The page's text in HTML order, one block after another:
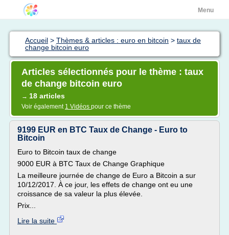
Menu
Accueil > Thèmes & articles : euro en bitcoin > taux de
change bitcoin euro
Articles sélectionnés pour le thème : taux
de change bitcoin euro
→ 18 articles
Voir également 1 Vidéos pour ce thème
9199 EUR en BTC Taux de Change - Euro to
Bitcoin
Euro to Bitcoin taux de change
9000 EUR à BTC Taux de Change Graphique
La meilleure journée de change de Euro a Bitcoin a sur
10/12/2017. À ce jour, les effets de change ont eu une
croissance de sa valeur la plus élevée.
Prix...
Lire la suite